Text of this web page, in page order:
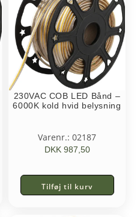
230VAC COB LED Bånd –
6000K kold hvid belysning
Varenr.: 02187
DKK987,50
Tilføj til kurv